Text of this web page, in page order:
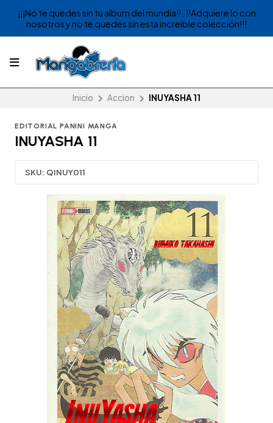
¡¡¡No te quedes sin tu album del mundia!! , !!Adquiere lo con
nosotros y no te quedes sin esta increible colección!!!
Inicio Accion INUYASHA 11
EDITORIAL PANINI MANGA
INUYASHA 11
SKU: QINUY011